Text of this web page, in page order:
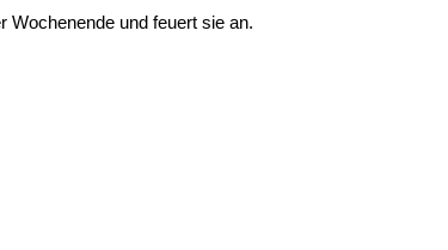
Wochenende und feuert sie an.